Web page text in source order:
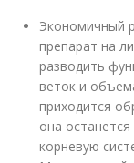
Экономичный
препарат на
разводить
веток и
приходится
она
корневую